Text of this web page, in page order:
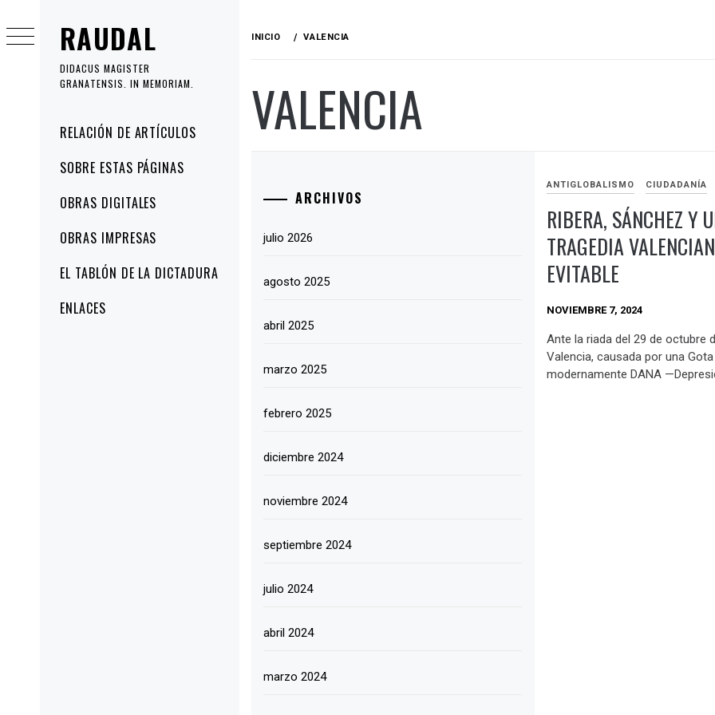
RAUDAL
DIDACUS MAGISTER
GRANATENSIS. IN MEMORIAM.
Menú
principal
RELACIÓN DE ARTÍCULOS
SOBRE ESTAS PÁGINAS
OBRAS DIGITALES
OBRAS IMPRESAS
EL TABLÓN DE LA DICTADURA
ENLACES
al
contenido
INICIO VALENCIA
VALENCIA
ANTIGLOBALISMO CIUDADANÍA
RIBERA, SÁNCHEZ Y
TRAGEDIA
EVITABLE
NOVIEMBRE 7, 2024
Ante la riada del 29 de octubre
Valencia, causada por una
modernamente DANA
ARCHIVOS
julio 2026
agosto 2025
abril 2025
marzo 2025
febrero 2025
diciembre 2024
noviembre 2024
septiembre 2024
julio 2024
abril 2024
marzo 2024